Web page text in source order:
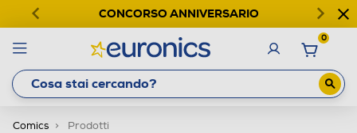
CONCORSO ANNIVERSARIO
0
Comics Prodotti